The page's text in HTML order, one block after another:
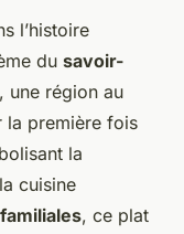
l’histoire
du savoir-
une région au
la première fois
la
cuisine
, ce plat